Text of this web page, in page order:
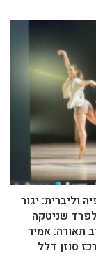
וליברית: יגור
שניטקה
תאורה: אמיר
סוזן דלל